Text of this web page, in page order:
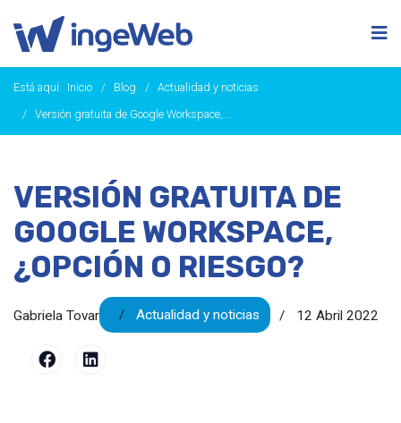
Está aquí: Inicio Blog
Actualidad y noticias
Versión gratuita de Google Workspace,...
VERSIÓN GRATUITA DE
GOOGLE WORKSPACE,
¿OPCIÓN O RIESGO?
Gabriela Tovar Actualidad y noticias 12 Abril 2022